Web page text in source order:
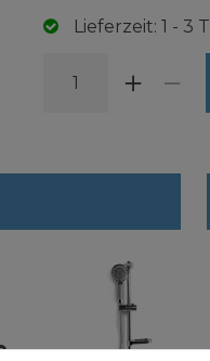
Lieferzeit: 1 - 3